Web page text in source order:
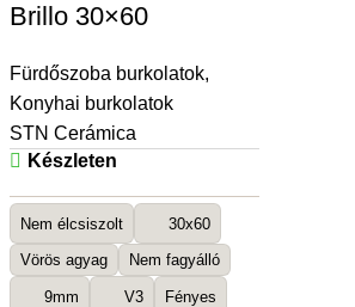
Brillo 30×60
Fürdőszoba burkolatok,
Konyhai burkolatok
STN Cerámica
Készleten
Nem élcsiszolt 30x60
Vörös agyag Nem fagyálló
9mm V3 Fényes